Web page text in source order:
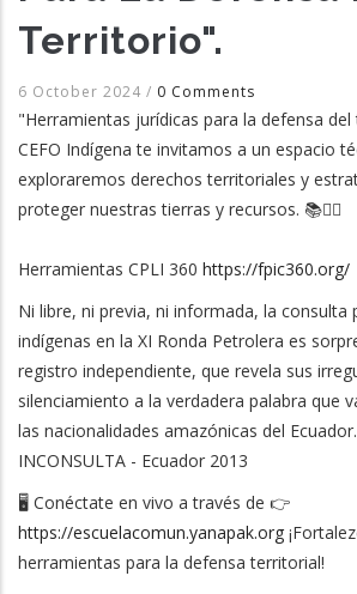
Territorio".
6 October 2024 / 0 Comments
"Herramientas jurídicas para la defensa
CEFO Indígena te invitamos a un espacio
exploraremos derechos territoriales y
proteger nuestras tierras y recursos. 📚✊🏽
Herramientas CPLI 360 https://fpic360.org/
Ni libre, ni previa, ni informada, la consulta
indígenas en la XI Ronda Petrolera es
registro independiente, que revela sus
silenciamiento a la verdadera palabra que
las nacionalidades amazónicas del
INCONSULTA - Ecuador 2013
🖥️ Conéctate en vivo a través de 👉
https://escuelacomun.yanapak.org
herramientas para la defensa territorial!